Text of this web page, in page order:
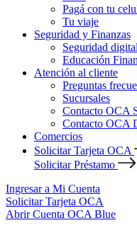
Pagá con tu
Tu viaje
Seguridad y Finanzas
Seguridad digital
Educación
Atención al cliente
Preguntas
Sucursales
Contacto OCA
Contacto OCA
Comercios
Solicitar Tarjeta OCA
Solicitar Préstamo
Ingresar a Mi Cuenta
Solicitar Tarjeta OCA
Abrir Cuenta OCA Blue